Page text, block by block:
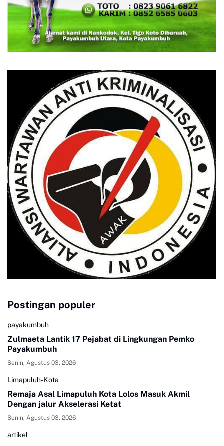
Postingan populer
payakumbuh
Zulmaeta Lantik 17 Pejabat di Lingkungan Pemko
Payakumbuh
Senin, Agustus 03, 2026
Limapuluh-Kota
Remaja Asal Limapuluh Kota Lolos Masuk Akmil
Dengan jalur Akselerasi Ketat
Senin, Agustus 03, 2026
artikel